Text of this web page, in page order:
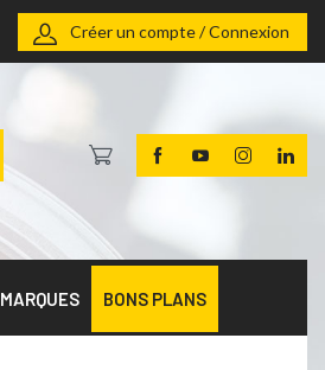
Créer un compte / Connexion
MARQUES BONS PLANS